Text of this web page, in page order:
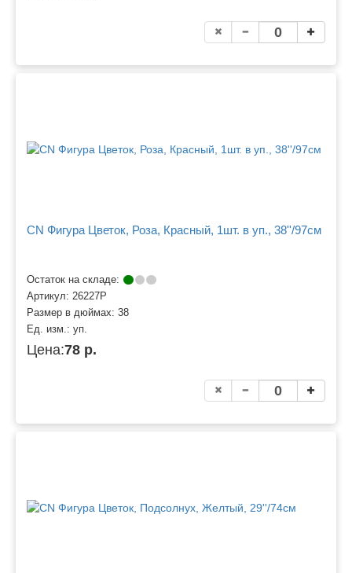
CN Фигура Цветок, Роза, Красный, 1шт. в уп., 38''/97см
Остаток на складе:
Артикул: 26227P
Размер в дюймах: 38
Ед. изм.: уп.
Цена:78 р.